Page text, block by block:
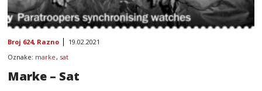
Broj 624, Razno
19.02.2021
Oznake: marke, sat
Marke – Sat